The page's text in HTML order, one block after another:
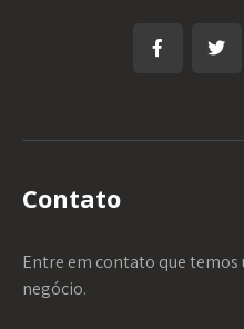
Contato
Entre em contato que temos
negócio.